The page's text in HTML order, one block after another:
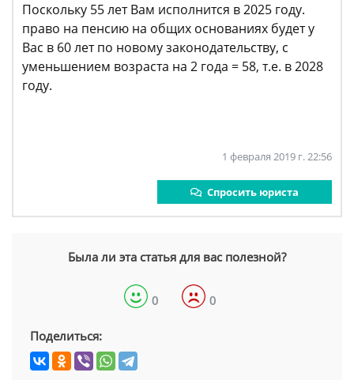
Поскольку 55 лет Вам исполнится в 2025 году.
право на пенсию на общих основаниях будет у
Вас в 60 лет по новому законодательству, с
уменьшением возраста на 2 года = 58, т.е. в 2028
году.
1 февраля 2019 г. 22:56
Спросить юриста
Была ли эта статья для вас полезной?
0 0
Поделиться: